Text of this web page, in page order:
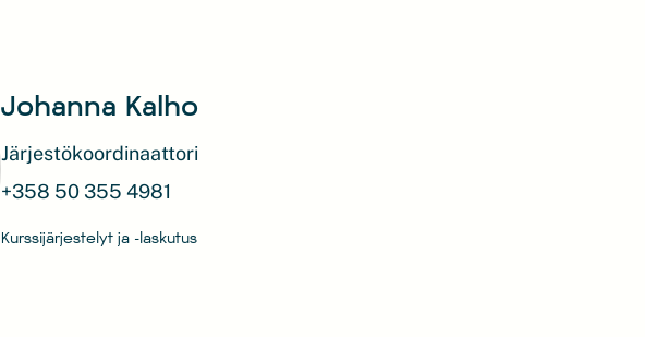
Johanna Kalho
Järjestökoordinaattori
+358 50 355 4981
Kurssijärjestelyt ja -laskutus